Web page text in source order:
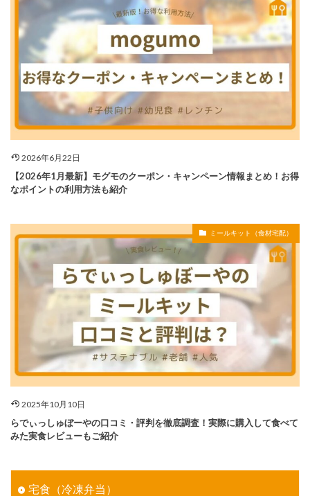
2026年6月22日
【2026年1月最新】モグモのクーポン・キャンペーン情報まとめ！お得
なポイントの利用方法も紹介
ミールキット（食材宅配）
2025年10月10日
らでぃっしゅぼーやの口コミ・評判を徹底調査！実際に購入して食べて
みた実食レビューもご紹介
宅食（冷凍弁当）